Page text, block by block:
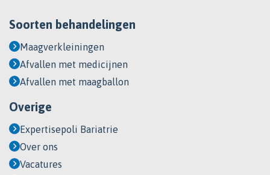
Soorten behandelingen
Maagverkleiningen
Afvallen met medicijnen
Afvallen met maagballon
Overige
Expertisepoli Bariatrie
Over ons
Vacatures